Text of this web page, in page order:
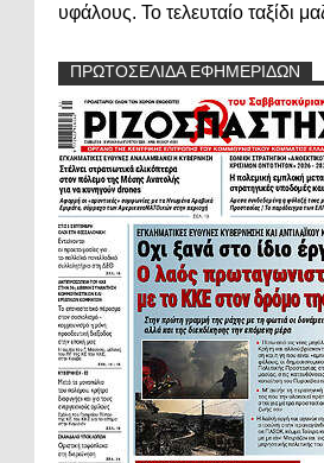
υφάλους. Το τελευταίο ταξίδι
ΠΡΩΤΟΣΕΛΙΔΑ ΕΦΗΜΕΡΙΔΩΝ